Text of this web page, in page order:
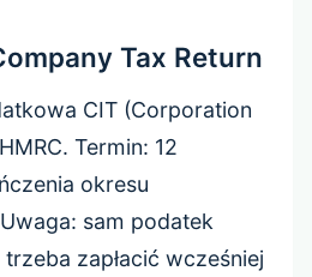
Tax Return
CIT (Corporation
Termin: 12
okresu
sam podatek
zapłacić wcześniej